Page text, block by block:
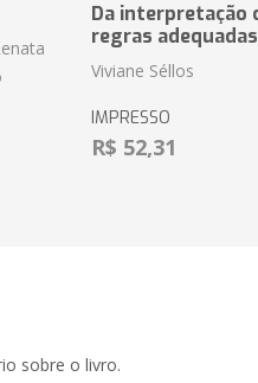
Da interpretação
regras
Viviane Séllos
IMPRESSO
R$ 52,31
sobre o livro.